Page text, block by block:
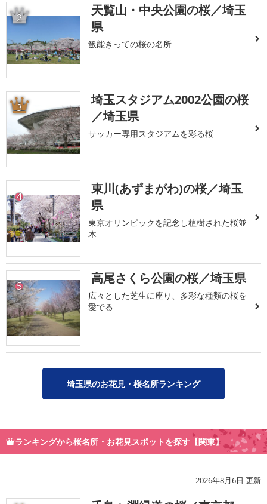
2
天覧山・中央公園の桜／埼玉
県
飯能きっての桜の名所
3
埼玉スタジアム2002公園の桜
／埼玉県
サッカー専用スタジアムを彩る桜
4
東川(あずまがわ)の桜／埼玉
県
東京オリンピックを記念し植樹された桜並
木
5 高尾さくら公園の桜／埼玉県
広々とした芝生に座り、多彩な種類の桜を
愛でる
埼玉県のお花見・桜名所ランキング
ランキングから桜名所・お花見スポットを探す【関東】
2026年8月6日 更新